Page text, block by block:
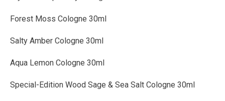
Forest Moss Cologne 30ml
Salty Amber Cologne 30ml
Aqua Lemon Cologne 30ml
Special-Edition Wood Sage & Sea Salt Cologne 30ml